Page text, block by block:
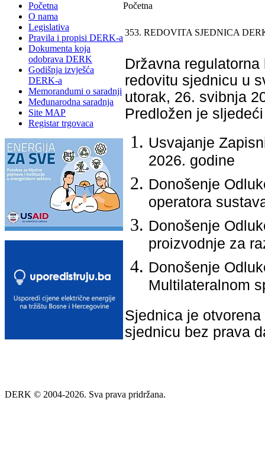
Početna
O nama
Legislativa
Pravila i propisi DERK-a
Dokumenta koja
odobrava DERK
Godišnja izvješća
DERK-a
Memorandumi o saradnji
Međunarodna saradnja
Site MAP
Registar trgovaca
Početna
353. REDOVITA SJEDNICA
Državna
redovitu sjednicu u
utorak, 26. svibnja
Predložen je
Usvajanje
2026. godine
Donošenje
operatora
Donošenje
proizvodnje za
Donošenje
Multilateralnom
Sjednica je
sjednicu bez prava
DERK © 2004-2026. Sva prava pridržana.